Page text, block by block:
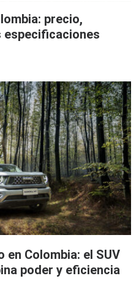
precio,
especificaciones
en Colombia: el SUV
poder y eficiencia